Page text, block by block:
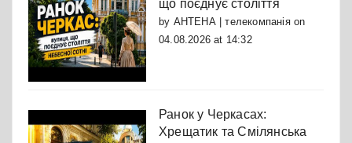
що поєднує століття
by АНТЕНА | телекомпаніяon
04.08.2026 at 14:32
Ранок у Черкасах:
Хрещатик та Смілянська